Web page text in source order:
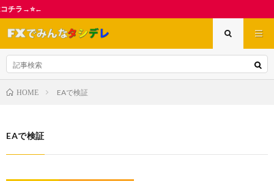
HOME EAで検証
EAで検証